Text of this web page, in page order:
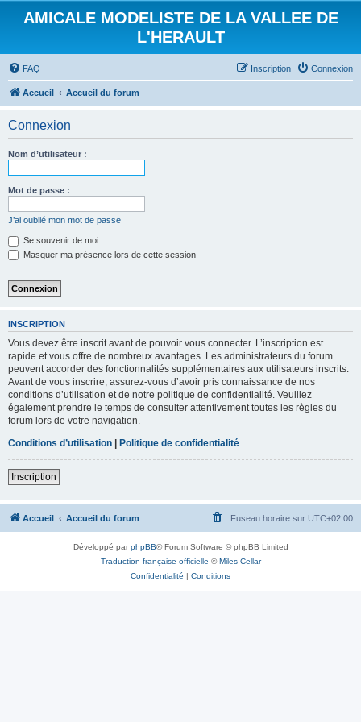
AMICALE MODELISTE DE LA VALLEE DE
L'HERAULT
FAQ Connexion
Inscription
Accueil Accueil du forum
Connexion
Nom d’utilisateur :
Mot de passe :
J’ai oublié mon mot de passe
Se souvenir de moi
Masquer ma présence lors de cette session
INSCRIPTION
Vous devez être inscrit avant de pouvoir vous connecter. L’inscription est
rapide et vous offre de nombreux avantages. Les administrateurs du forum
peuvent accorder des fonctionnalités supplémentaires aux utilisateurs inscrits.
Avant de vous inscrire, assurez-vous d’avoir pris connaissance de nos
conditions d’utilisation et de notre politique de confidentialité. Veuillez
également prendre le temps de consulter attentivement toutes les règles du
forum lors de votre navigation.
Conditions d’utilisation | Politique de confidentialité
Inscription
Accueil Accueil du forum Fuseau horaire sur UTC+02:00
Développé parphpBB® Forum Software © phpBB Limited
Traduction française officielle ©Miles Cellar
Confidentialité | Conditions